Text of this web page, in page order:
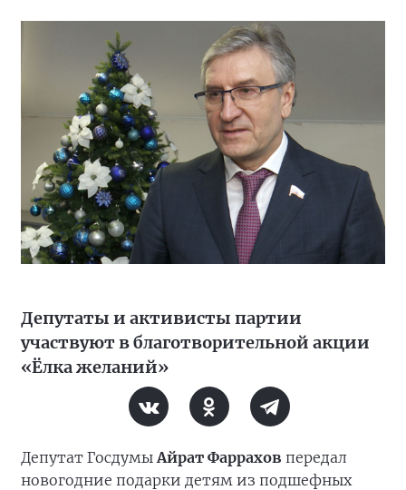
Депутаты и активисты партии
участвуют в благотворительной акции
«Ёлка желаний»
Депутат ГосдумыАйрат Фаррахов передал
новогодние подарки детям из подшефных